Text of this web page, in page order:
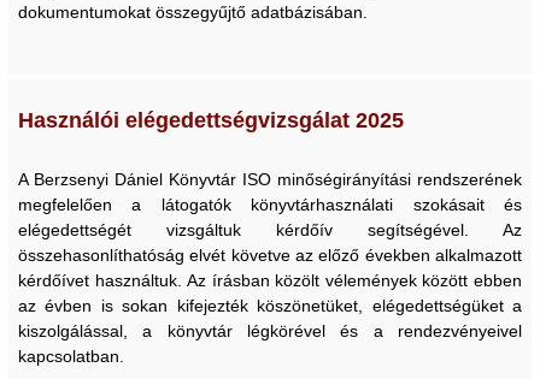
dokumentumokat összegyűjtő adatbázisában.
Használói elégedettségvizsgálat 2025
A Berzsenyi Dániel Könyvtár ISO minőségirányítási rendszerének
megfelelően a látogatók könyvtárhasználati szokásait és
elégedettségét vizsgáltuk kérdőív segítségével. Az
összehasonlíthatóság elvét követve az előző években alkalmazott
kérdőívet használtuk. Az írásban közölt vélemények között ebben
az évben is sokan kifejezték köszönetüket, elégedettségüket a
kiszolgálással, a könyvtár légkörével és a rendezvényeivel
kapcsolatban.